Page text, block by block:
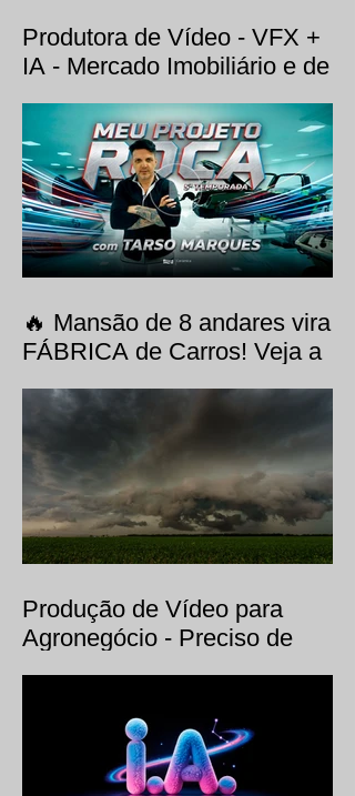
Produtora de Vídeo - VFX +
IA - Mercado Imobiliário e de
🔥 Mansão de 8 andares vira
FÁBRICA de Carros! Veja a
com Tarso Marques,
produzida pela EVO Filmes.
Produção de Vídeo para
Agronegócio - Preciso de